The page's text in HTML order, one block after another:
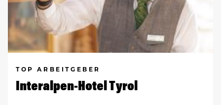
TOP ARBEITGEBER
Interalpen-Hotel Tyrol